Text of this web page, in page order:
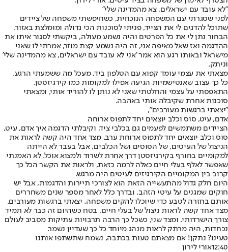
"לא עובד עם ישראלים, צא מהמדינה שלי"
לפני שסגרתי עם המשפחה הנוכחית, כשחיפשתי משפחה של ציידים
שתוכל להדגים לי את הצייד, פניתי לסוכנות הכי גדולה ומומלצת באזור.
הבחור נתן לי את כל הפרטים והיה נשמע מעולה, ביקשתי לסגור איתו את
ההדגמה ואז שאל מאיפה אני, זה היה נשמע קצת מוזר, אמרתי לו שאני
מישראל ובאותו רגע הוא אמר 'אני לא עובד עם ישראלים, צא מהמדינה שלי'
וניתק.
מצאתי את עצמי עומד קפוא עם הטלפון ביד, מעכל מה ששמעתי הרגע.
כל כך עצוב שאנטישמיות הגיעה אפילו למקומות כמו קירגיזסטן.
התאפסתי על עצמי והחלטתי שאני לא נותן לו להוריד אותי, ומצאתי
סוכנות אחרת שקיבלה אותי באהבה.
"יצאתי ברגשות מעורבים",
אדם, עיט, סוס וכלב יוצאים יחד לתפוס ארוחה
הציידים משתמשים לפעמים גם בכלבי ציד, וקיבלתי הדגמה איך אדם, עיט,
סוס וכלב יוצאים יחד לתפוס ארוחת ערב. מצד אחד היה קשה לראות את
הניצול של העיטים, של הסוסים ושל הכלבים, אבל בעבר לא הייתה
למקומיים בחורף בקירגיזסטן דרך אחרת לשרוד ולמצוא אוכל. לא האמנתי
שאפשר לאלף בעלי חיים כאלה לרמה כזאת, ולראות את הקשר הכל כך
קרוב בין המקומיים הקירגיזים לעיטים היה מרגש.
היום חלק גדול מהתעשייה הזאת הוא לצורכי תיירות והדגמות, אבל יש
חוקים שמגנים על עיטי הזהב, ובדרך כלל לאחר מספר שנים משחררים
אותם בחזרה לטבע כדי שיוכלו להקים משפחה. יצאתי ברגשות מעורבים.
מצד אחד קשה לראות ניצול של בעלי חיים, בטח כשהיום זה כבר לא תמיד
צורך הישרדותי. ומצד שני, כשכל כך הרבה תרבויות עתיקות מסביב לעולם
נכחדות, היה מרתק לראות מנהג מיוחד כל כך שעדיין נשמר.
טעינו? נתקן! אם מצאתם טעות בכתבה, נשמח שתשתפו אותנו
12:40אורי לירון